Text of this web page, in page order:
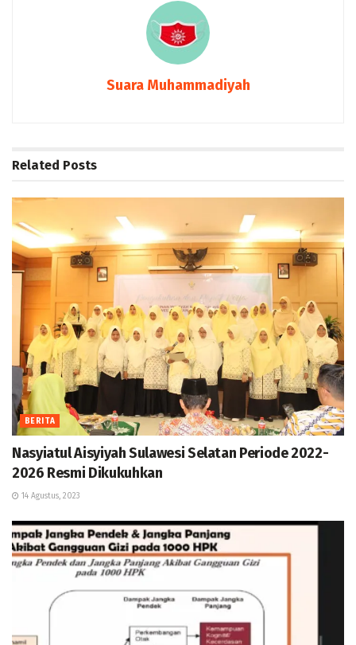
Suara Muhammadiyah
Related Posts
BERITA
Nasyiatul Aisyiyah Sulawesi Selatan Periode 2022-
2026 Resmi Dikukuhkan
14 Agustus, 2023